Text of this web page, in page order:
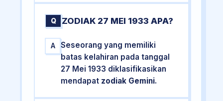
Q ZODIAK 27 MEI 1933 APA?
A
Seseorang yang memiliki
batas kelahiran pada tanggal
27 Mei 1933 diklasifikasikan
mendapat zodiak Gemini.